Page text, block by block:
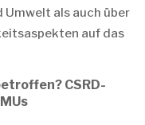
als auch über
auf das
CSRD-